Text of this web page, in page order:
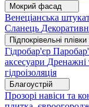
Мокрий фасад
Венеціанська
Сланець
Підпокрівельні
Гідробар'єр
аксесуари Дренажні
гідроізоляція
Благоустрій
Прозорі навіси та